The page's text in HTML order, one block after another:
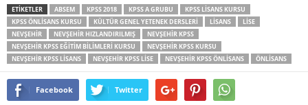
ETİKETLER ABSEM KPSS 2018 KPSS A GRUBU
KPSS LISANS KURSU
KPSS ÖNLISANS KURSU
KÜLTÜR GENEL YETENEK DERSLERI LISANS
LISE
NEVŞEHIR
NEVŞEHIR HIZLANDIRILMIŞ
NEVŞEHIR KPSS
NEVŞEHIR KPSS EĞITIM BILIMLERI KURSU
NEVŞEHIR KPSS KURSU
NEVŞEHIR KPSS LISANS
NEVŞEHIR KPSS LISE NEVŞEHIR KPSS ÖNLISANS ÖNLISANS
Facebook Twitter